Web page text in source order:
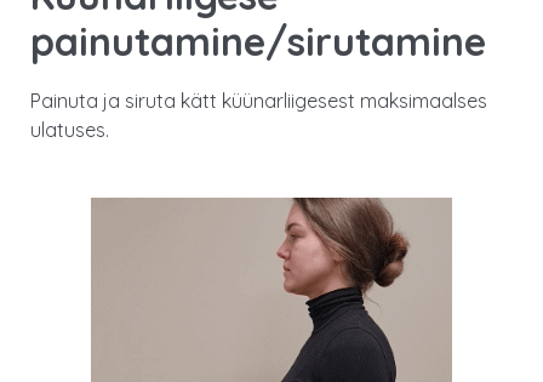
painutamine/sirutamine
Painuta ja siruta kätt küünarliigesest maksimaalses
ulatuses.